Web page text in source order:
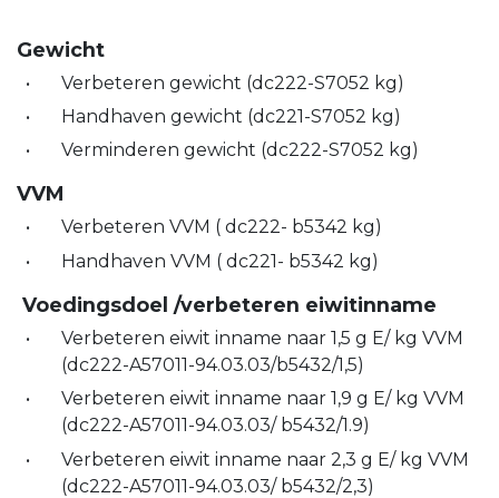
Gewicht
Verbeteren gewicht (dc222-S7052 kg)
Handhaven gewicht (dc221-S7052 kg)
Verminderen gewicht (dc222-S7052 kg)
VVM
Verbeteren VVM ( dc222- b5342 kg)
Handhaven VVM ( dc221- b5342 kg)
Voedingsdoel /verbeteren eiwitinname
Verbeteren eiwit inname naar 1,5 g E/ kg VVM
(dc222-A57011-94.03.03/b5432/1,5)
Verbeteren eiwit inname naar 1,9 g E/ kg VVM
(dc222-A57011-94.03.03/ b5432/1.9)
Verbeteren eiwit inname naar 2,3 g E/ kg VVM
(dc222-A57011-94.03.03/ b5432/2,3)